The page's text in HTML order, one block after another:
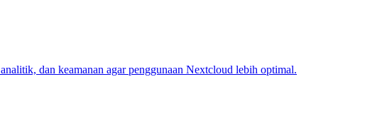
dan keamanan agar penggunaan Nextcloud lebih optimal.